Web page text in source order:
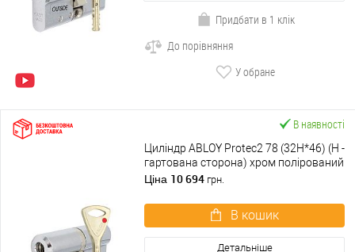
Придбати в 1 клік
До порівняння
У обране
В наявності
Циліндр ABLOY Protec2 78 (32H*46) (H -
гартована сторона) хром полірований
Ціна 10 694 грн.
В кошик
Детальніше